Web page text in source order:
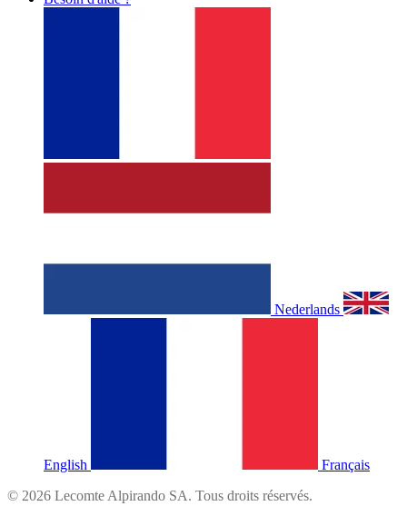
Nederlands
English
Français
© 2026 Lecomte Alpirando SA. Tous droits réservés.